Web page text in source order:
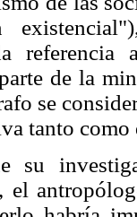
de la
se
tanto
su
el